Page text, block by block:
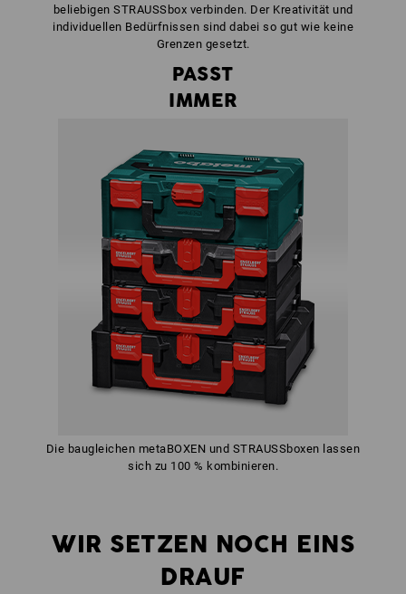
beliebigen STRAUSSbox verbinden. Der Kreativität und
individuellen Bedürfnissen sind dabei so gut wie keine
Grenzen gesetzt.
PASST
IMMER
Die baugleichen metaBOXEN und STRAUSSboxen lassen
sich zu 100 % kombinieren.
WIR SETZEN NOCH EINS
DRAUF